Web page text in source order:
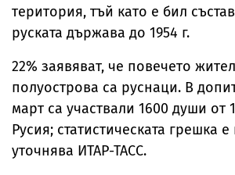
територия, тъй като е бил
руската държава до 1954 г.
22% заявяват, че повечето
полуострова са руснаци. В
март са участвали 1600 души от
Русия; статистическата грешка е
уточнява ИТАР-ТАСС.